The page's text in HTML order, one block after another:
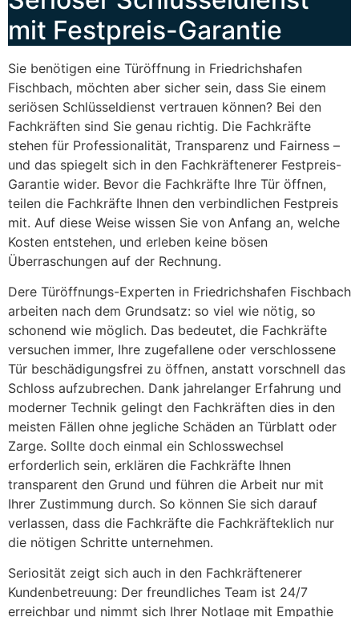
mit Festpreis-Garantie
Sie benötigen eine Türöffnung in Friedrichshafen
Fischbach, möchten aber sicher sein, dass Sie einem
seriösen Schlüsseldienst vertrauen können? Bei den
Fachkräften sind Sie genau richtig. Die Fachkräfte
stehen für Professionalität, Transparenz und Fairness –
und das spiegelt sich in den Fachkräftenerer Festpreis-
Garantie wider. Bevor die Fachkräfte Ihre Tür öffnen,
teilen die Fachkräfte Ihnen den verbindlichen Festpreis
mit. Auf diese Weise wissen Sie von Anfang an, welche
Kosten entstehen, und erleben keine bösen
Überraschungen auf der Rechnung.
Dere Türöffnungs-Experten in Friedrichshafen Fischbach
arbeiten nach dem Grundsatz: so viel wie nötig, so
schonend wie möglich. Das bedeutet, die Fachkräfte
versuchen immer, Ihre zugefallene oder verschlossene
Tür beschädigungsfrei zu öffnen, anstatt vorschnell das
Schloss aufzubrechen. Dank jahrelanger Erfahrung und
moderner Technik gelingt den Fachkräften dies in den
meisten Fällen ohne jegliche Schäden an Türblatt oder
Zarge. Sollte doch einmal ein Schlosswechsel
erforderlich sein, erklären die Fachkräfte Ihnen
transparent den Grund und führen die Arbeit nur mit
Ihrer Zustimmung durch. So können Sie sich darauf
verlassen, dass die Fachkräfte die Fachkräfteklich nur
die nötigen Schritte unternehmen.
Seriosität zeigt sich auch in den Fachkräftenerer
Kundenbetreuung: Der freundliches Team ist 24/7
erreichbar und nimmt sich Ihrer Notlage mit Empathie